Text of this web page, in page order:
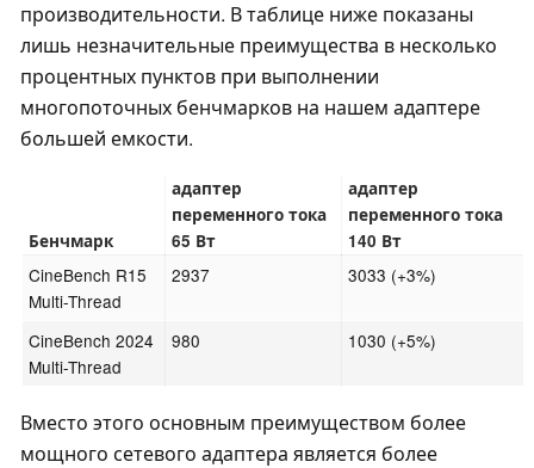
производительности. В таблице ниже показаны
лишь незначительные преимущества в несколько
процентных пунктов при выполнении
многопоточных бенчмарков на нашем адаптере
большей емкости.
Бенчмарк
адаптер
переменного тока
65 Вт
адаптер
переменного тока
140 Вт
CineBench R15
Multi-Thread
2937 3033 (+3%)
CineBench 2024
Multi-Thread
980 1030 (+5%)
Вместо этого основным преимуществом более
мощного сетевого адаптера является более